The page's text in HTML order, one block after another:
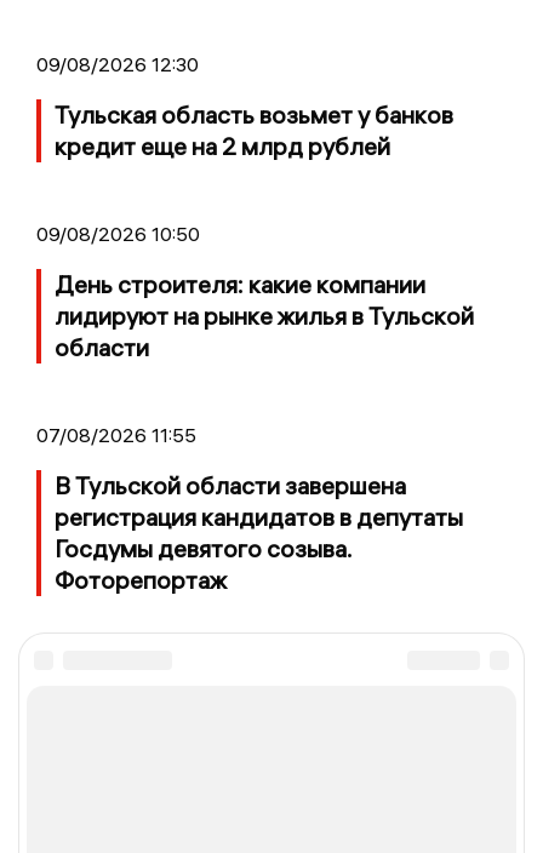
09/08/2026 12:30
Тульская область возьмет у банков
кредит еще на 2 млрд рублей
09/08/2026 10:50
День строителя: какие компании
лидируют на рынке жилья в Тульской
области
07/08/2026 11:55
В Тульской области завершена
регистрация кандидатов в депутаты
Госдумы девятого созыва.
Фоторепортаж